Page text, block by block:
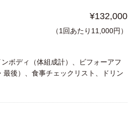
¥132,000
（1回あたり11,000円）
ボディ（体組成計）、ビフォーアフ
最後）、食事チェックリスト、ドリン